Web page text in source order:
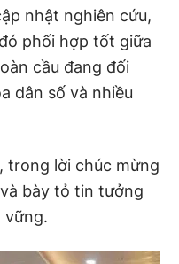
nhật nghiên cứu,
phối hợp tốt giữa
cầu đang đối
dân số và nhiều
trong lời chúc mừng
bày tỏ tin tưởng
vững.